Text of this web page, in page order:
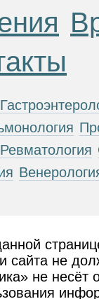
Ревматология
сайта не
не несёт